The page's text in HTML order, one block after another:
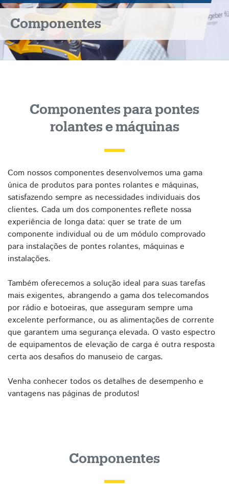
Componentes
Componentes para pontes
rolantes e máquinas
Com nossos componentes desenvolvemos uma gama
única de produtos para pontes rolantes e máquinas,
satisfazendo sempre as necessidades individuais dos
clientes. Cada um dos componentes reflete nossa
experiência de longa data: quer se trate de um
componente individual ou de um módulo comprovado
para instalações de pontes rolantes, máquinas e
instalações.
Também oferecemos a solução ideal para suas tarefas
mais exigentes, abrangendo a gama dos telecomandos
por rádio e botoeiras, que asseguram sempre uma
excelente performance, ou as alimentações de corrente
que garantem uma segurança elevada. O vasto espectro
de equipamentos de elevação de carga é outra resposta
certa aos desafios do manuseio de cargas.
Venha conhecer todos os detalhes de desempenho e
vantagens nas páginas de produtos!
Componentes